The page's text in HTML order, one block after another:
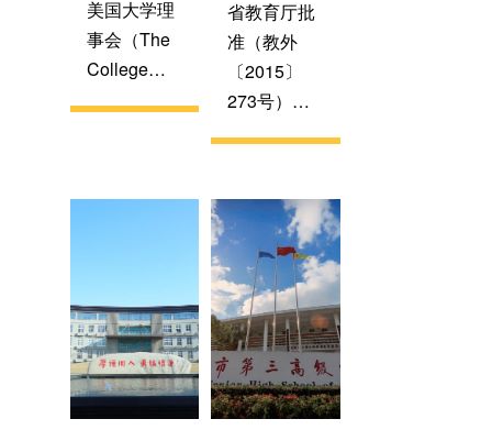
实的中国高
中课程基础
上学习纯正
美国大学理
事会（The
College
境下的学生
英语能力提
升途径，全
面提升学生
英语交流能
省教育厅批
准（教外
〔2015〕
273号）教
证学校
（CEEB
CODE:
694023），
由河南省首
批示范性高
中郑州市第
十一中学联